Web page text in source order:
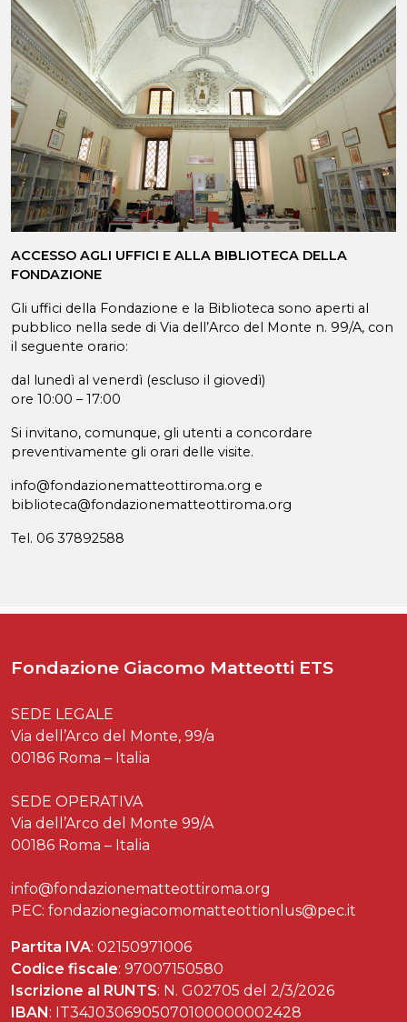
ACCESSO AGLI UFFICI E ALLA BIBLIOTECA DELLA
FONDAZIONE
Gli uffici della Fondazione e la Biblioteca sono aperti al
pubblico nella sede di Via dell’Arco del Monte n. 99/A, con
il seguente orario:
dal lunedì al venerdì (escluso il giovedì)
ore 10:00 – 17:00
Si invitano, comunque, gli utenti a concordare
preventivamente gli orari delle visite.
info@fondazionematteottiroma.org e
biblioteca@fondazionematteottiroma.org
Tel. 06 37892588
Fondazione Giacomo Matteotti ETS
SEDE LEGALE
Via dell’Arco del Monte, 99/a
00186 Roma – Italia
SEDE OPERATIVA
Via dell’Arco del Monte 99/A
00186 Roma – Italia
info@fondazionematteottiroma.org
PEC: fondazionegiacomomatteottionlus@pec.it
Partita IVA: 02150971006
Codice fiscale: 97007150580
Iscrizione al RUNTS: N. G02705 del 2/3/2026
IBAN: IT34J0306905070100000002428